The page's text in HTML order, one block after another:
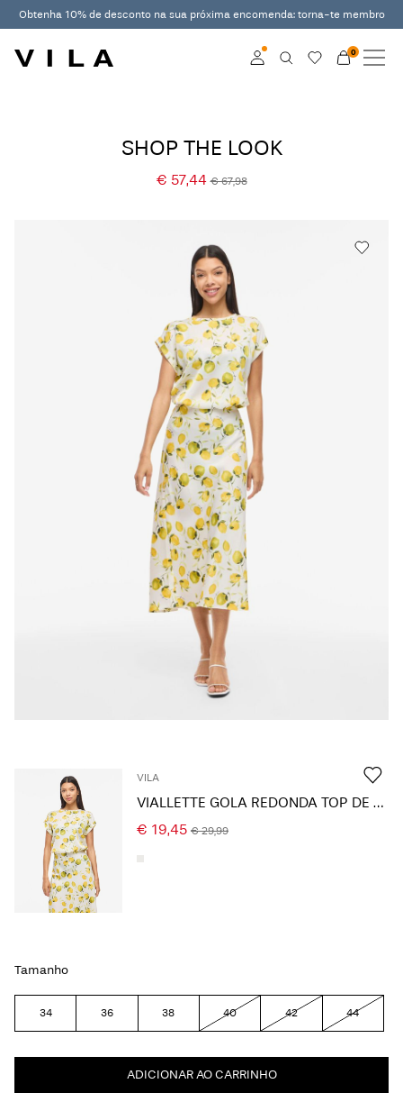
Obtenha 10% de desconto na sua próxima encomenda: torna-te membro
Torne-se membro
0
NOVIDADES
EM TENDÊNCIASHOP THE LOOK
€ 57,44 € 67,98
VILA
VIALLETTE GOLA REDONDA TOP DE MANGA CURTA
€ 19,45 € 29,99
Tamanho
34 36 38 40 42 44
ADICIONAR AO CARRINHO